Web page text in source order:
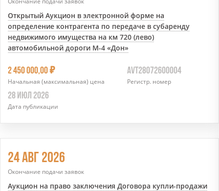
Открытый Аукцион в электронной форме на
определение контрагента по передаче в субаренду
недвижимого имущества на км 720 (лево)
автомобильной дороги М-4 «Дон»
2 450 000,007
Начальная (максимальная) цена
AVT28072600004
Регистр. номер
28 ИЮЛ 2026
Дата публикации
24 АВГ 2026
Окончание подачи заявок
Аукцион на право заключения Договора купли-продажи